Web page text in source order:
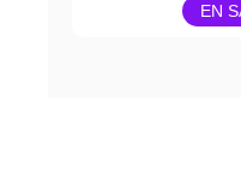
EN